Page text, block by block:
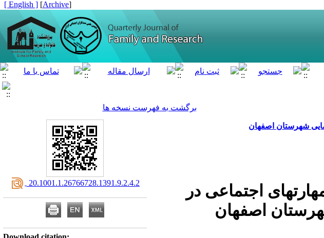
[
Archive
]
[ English ]
برگشت به فهرست نسخه ها
شهرستان اصفهان
اجتماعی در
اصفهان
‎ 20.1001.1.26766728.1391.9.2.4.2